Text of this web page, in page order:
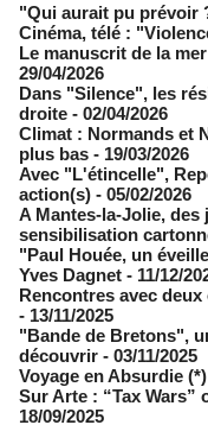
"Qui aurait pu prévoir
Cinéma, télé :
Le manuscrit de la
29/04/2026
Dans "Silence", les
droite - 02/04/2026
Climat : Normands et
plus bas - 19/03/2026
Avec "L'étincelle",
action(s) - 05/02/2026
A Mantes-la-Jolie,
sensibilisation
"Paul Houée, un
Yves Dagnet - 11/12/
Rencontres avec
- 13/11/2025
"Bande de Bretons",
découvrir - 03/11/2025
Voyage en Absurdie (*)
Sur Arte : “Tax
18/09/2025